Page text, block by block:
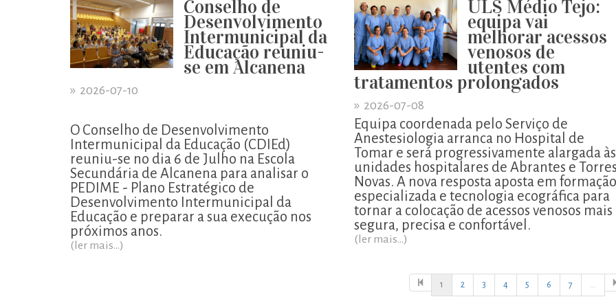
Conselho de
Desenvolvimento
Intermunicipal da
Educação reuniu-
se em Alcanena
» 2026-07-10
O Conselho de Desenvolvimento
Intermunicipal da Educação (CDIEd)
reuniu-se no dia 6 de Julho na Escola
Secundária de Alcanena para analisar o
PEDIME - Plano Estratégico de
Desenvolvimento Intermunicipal da
Educação e preparar a sua execução nos
próximos anos.
(ler mais...)
ULS Médio Tejo:
equipa vai
melhorar acessos
venosos de
utentes com
tratamentos prolongados
» 2026-07-08
Equipa coordenada pelo Serviço de
Anestesiologia arranca no Hospital de
Tomar e será progressivamente alargada às
unidades hospitalares de Abrantes e
Novas. A nova resposta aposta em formação
especializada e tecnologia ecográfica para
tornar a colocação de acessos venosos mais
segura, precisa e confortável.
(ler mais...)
1 2 3 4 5 6 7 ...